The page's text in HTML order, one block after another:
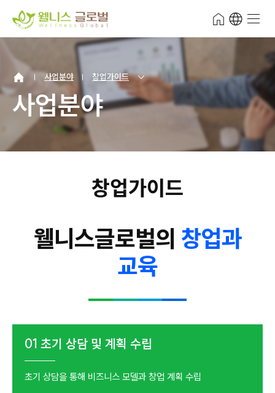
본문 바로가기
주메뉴 바로가기
보조메뉴 바로가기
푸터 바로가기
웰니스 글로벌 Wellness Global 전체 메
서브비주얼 내용시작
보조메뉴사업분야 창업가이드
사업분야
창업가이드
웰니스글로벌의 창업과
교육
01 초기 상담 및 계획 수립
초기 상담을 통해 비즈니스 모델과 창업 계획 수립